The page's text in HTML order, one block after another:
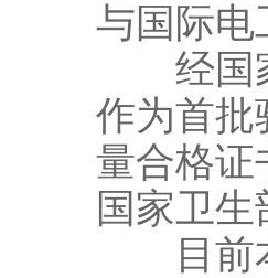
与国际电
经国家
作为首批
量合格证
国家卫
目前本